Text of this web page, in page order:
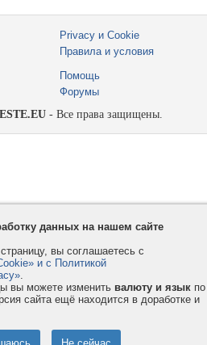
Privacy и Cookie
Правила и условия
Помощь
Форумы
- Все права защищены.
данных на нашем сайте
вы соглашаетесь с
и с Политикой
.
вы можете изменить валюту и язык по
сайта ещё находится в доработке и